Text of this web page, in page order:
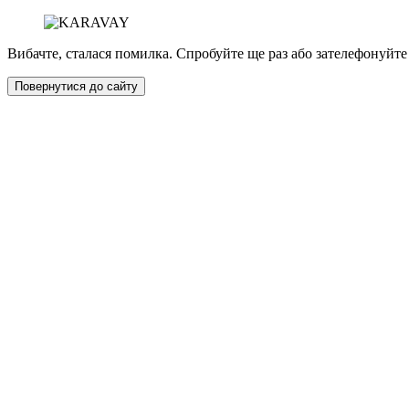
Вибачте, сталася помилка. Спробуйте ще раз або
Повернутися до сайту